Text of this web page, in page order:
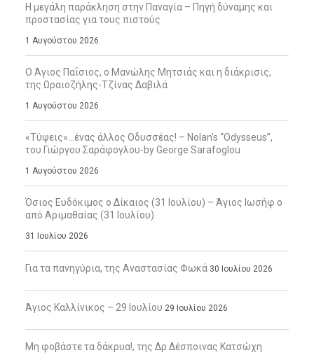
Η μεγάλη παράκληση στην Παναγία – Πηγή δύναμης και
προστασίας για τους πιστούς
1 Αυγούστου 2026
Ο Άγιος Παΐσιος, ο Μανώλης Μητσιάς και η διάκρισις,
της Ωραιοζήλης-Τζίνας Δαβιλά
1 Αυγούστου 2026
«Τύψεις»…ένας άλλος Οδυσσέας! – Nolan’s “Odysseus”,
του Γιώργου Σαράφογλου-by George Sarafoglou
1 Αυγούστου 2026
Όσιος Ευδόκιμος ο Δίκαιος (31 Ιουλίου) – Άγιος Ιωσήφ ο
από Αριμαθαίας (31 Ιουλίου)
31 Ιουλίου 2026
Για τα πανηγύρια, της Αναστασίας Φωκά 30 Ιουλίου 2026
Άγιος Καλλίνικος – 29 Ιουλίου 29 Ιουλίου 2026
Μη φοβάστε τα δάκρυα!, της Δρ Δέσποινας Κατσώχη